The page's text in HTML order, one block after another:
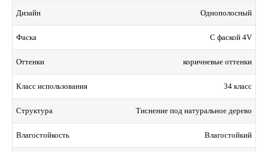
Дизайн Однополосный
Фаска С фаской 4V
Оттенки коричневые оттенки
Класс использования 34 класс
Структура Тиснение под натуральное дерево
Влагостойкость Влагостойкий